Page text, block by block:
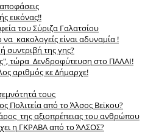
εικόνας!!
του Σύριζα Γαλατσίου
κακολογείς είναι αδυναμία !
συντριβή της γης?
τώρα Δενδροφύτευση στο ΠΑΛΑΙ!
αριθμός κε Δήμαρχε!
τους
Πολιτεία από το Άλσος Βεϊκου?
της αξιοπρέπειας του ανθρώπου
η ΓΚΡΑΒΑ από το ΆΛΣΟΣ?